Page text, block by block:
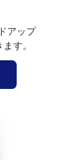
アップ
す。